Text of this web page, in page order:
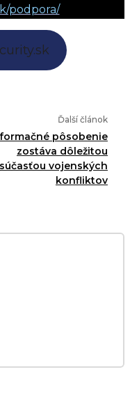
podpora/
Ďalší článok
pôsobenie
zostáva dôležitou
súčasťou vojenských
konfliktov